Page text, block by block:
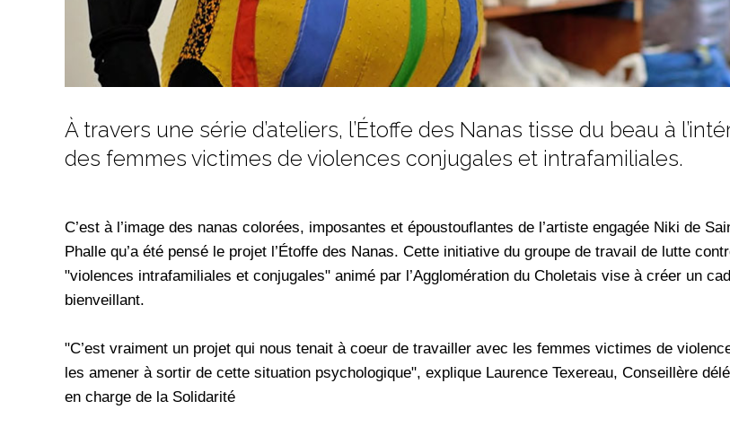
À travers une série d’ateliers, l’Étoffe des Nanas tisse du beau à
des femmes victimes de violences conjugales et intrafamiliales.
C’est à l’image des nanas colorées, imposantes et époustouflantes de l’artiste engagée Niki de
Phalle qu’a été pensé le projet l’Étoffe des Nanas. Cette initiative du groupe de travail de lutte
"violences intrafamiliales et conjugales" animé par l’Agglomération du Choletais vise à créer un
bienveillant.
"C’est vraiment un projet qui nous tenait à coeur de travailler avec les femmes victimes de
les amener à sortir de cette situation psychologique", explique Laurence Texereau, Conseillère
en charge de la Solidarité